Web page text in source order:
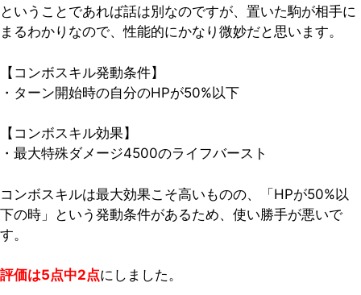
ということであれば話は別なのですが、置いた駒が相手に
まるわかりなので、性能的にかなり微妙だと思います。
【コンボスキル発動条件】
・ターン開始時の自分のHPが50%以下
【コンボスキル効果】
・最大特殊ダメージ4500のライフバースト
コンボスキルは最大効果こそ高いものの、「HPが50%以
下の時」という発動条件があるため、使い勝手が悪いで
す。
評価は5点中2点にしました。